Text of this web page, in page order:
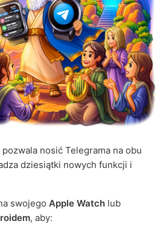
nosić Telegrama na obu
dziesiątki nowych funkcji i
swojego Apple Watch lub
, aby: